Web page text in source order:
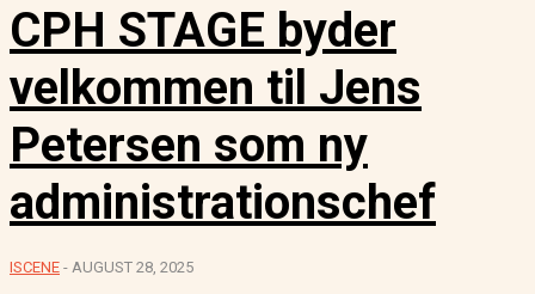
CPH STAGE byder
velkommen til Jens
Petersen som ny
administrationschef
ISCENE - AUGUST 28, 2025